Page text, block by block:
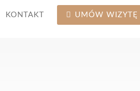
KONTAKT UMÓW WIZYTĘ